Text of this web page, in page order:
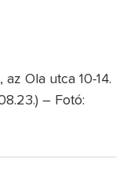
Ola utca 10-14.
– Fotó: